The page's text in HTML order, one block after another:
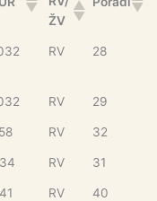
ŽV
RV 28
RV 29
RV 32
RV 31
RV 40